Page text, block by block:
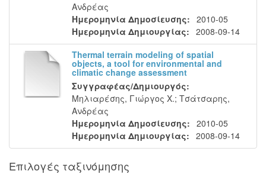
Ανδρέας
Ημερομηνία Δημοσίευσης: 2010-05
Ημερομηνία Δημιουργίας: 2008-09-14
Thermal terrain modeling of spatial
objects, a tool for environmental and
climatic change assessment
Συγγραφέας/Δημιουργός:
Μηλιαρέσης, Γιώργος Χ.; Τσάτσαρης,
Ανδρέας
Ημερομηνία Δημοσίευσης: 2010-05
Ημερομηνία Δημιουργίας: 2008-09-14
Επιλογές ταξινόμησης